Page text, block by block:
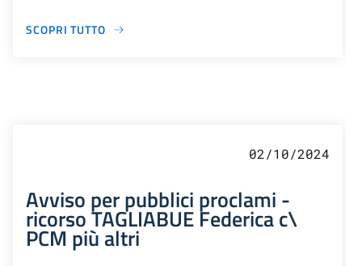
SCOPRI TUTTO
02/10/2024
Avviso per pubblici proclami -
ricorso TAGLIABUE Federica c\
PCM più altri